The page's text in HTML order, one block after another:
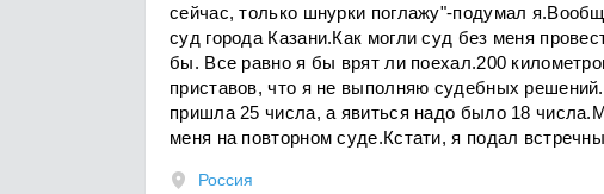
сейчас, только шнурки поглажу"-подумал
суд города Казани.Как могли суд без меня
бы. Все равно я бы врят ли поехал.200
приставов, что я не выполняю судебных
пришла 25 числа, а явиться надо было 18
меня на повторном суде.Кстати, я подал
Россия